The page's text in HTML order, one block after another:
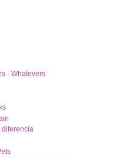
· Whatevers
diferencia